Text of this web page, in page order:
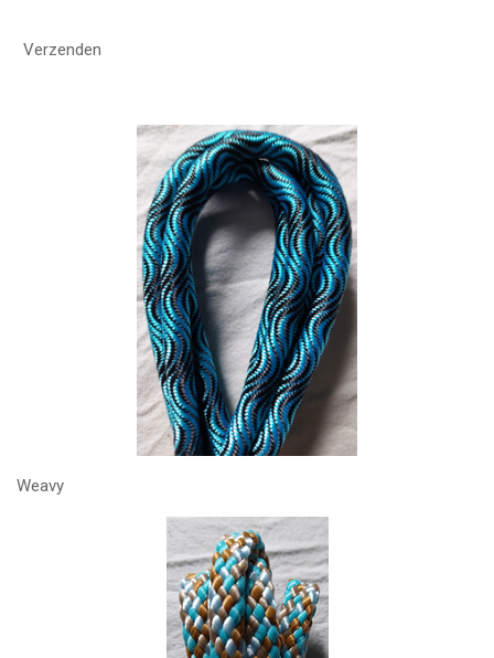
Verzenden
Weavy